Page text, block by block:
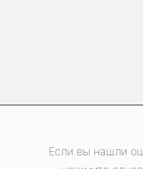
Если вы нашли